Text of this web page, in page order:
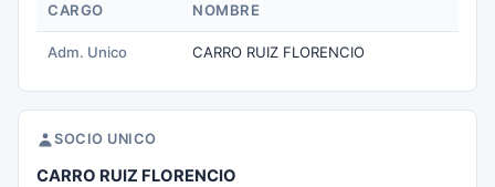
CARGO NOMBRE
Adm. Unico CARRO RUIZ FLORENCIO
SOCIO UNICO
CARRO RUIZ FLORENCIO